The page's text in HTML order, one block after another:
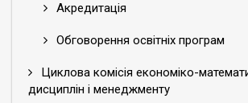
Акредитація
Обговорення освітніх програм
Циклова комісія економіко-
дисциплін і менеджменту